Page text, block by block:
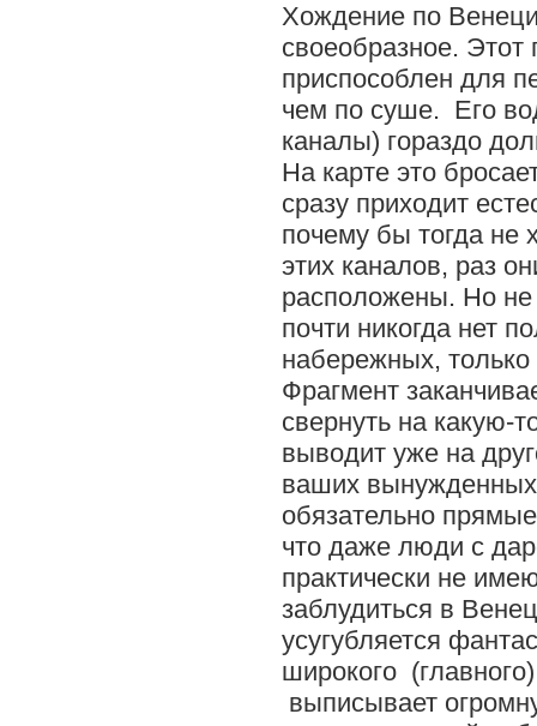
Хождение по
своеобразное.
приспособлен для
чем по суше. Его
каналы) гораздо
На карте это
сразу приходит
почему бы тогда не
этих каналов, раз
расположены. Но не
почти никогда нет
набережных,
Фрагмент
свернуть на какую-
выводит уже на
ваших
обязательно
что даже люди с
практически не
заблудиться в
усугубляется
широкого
выписывает